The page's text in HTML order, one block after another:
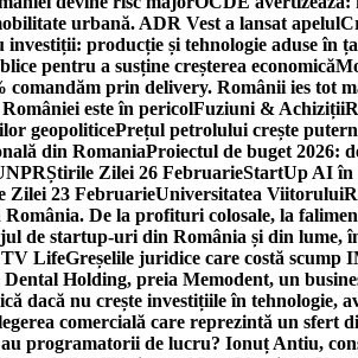
urbană. ADR Vest a lansat apelul
producție și tehnologie aduse în
pentru a susține creșterea economică
comandăm prin delivery. Românii ies tot
este în pericolFuziuni & Achiziții
geopoliticePrețul petrolului crește
din RomaniaProiectul de buget 2026:
Știrile Zilei 26 FebruarieStartUp AI în
Zilei 23 FebruarieUniversitatea Viitorului
România. De la profituri colosale, la
de startup-uri din România și din lume,
TV LifeGreșelile juridice care costă
Holding, preia Memodent, un
dacă nu crește investițiile în tehnologie,
comercială care reprezintă un sfert
programatorii de lucru? Ionuț Antiu,